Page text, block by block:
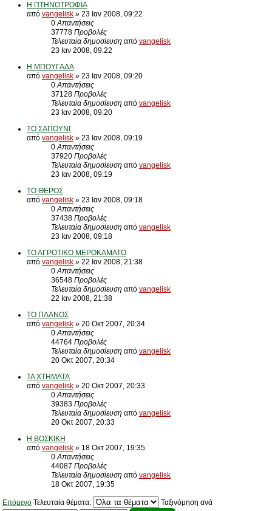
Η ΠΤΗΝΟΤΡΟΦΙΑ
από vangelisk » 23 Ιαν 2008, 09:22
0Απαντήσεις
37778 Προβολές
Τελευταία δημοσίευση από vangelisk
23 Ιαν 2008, 09:22
Η ΜΠΟΥΓΑΔΑ
από vangelisk » 23 Ιαν 2008, 09:20
0Απαντήσεις
37128 Προβολές
Τελευταία δημοσίευση από vangelisk
23 Ιαν 2008, 09:20
ΤΟ ΣΑΠΟΥΝΙ
από vangelisk » 23 Ιαν 2008, 09:19
0Απαντήσεις
37920 Προβολές
Τελευταία δημοσίευση από vangelisk
23 Ιαν 2008, 09:19
ΤΟ ΘΕΡΟΣ
από vangelisk » 23 Ιαν 2008, 09:18
0Απαντήσεις
37438 Προβολές
Τελευταία δημοσίευση από vangelisk
23 Ιαν 2008, 09:18
ΤΟ ΑΓΡΟΤΙΚΟ ΜΕΡΟΚΑΜΑΤΟ
από vangelisk » 22 Ιαν 2008, 21:38
0Απαντήσεις
36548 Προβολές
Τελευταία δημοσίευση από vangelisk
22 Ιαν 2008, 21:38
ΤΟ ΠΛΑΝΟΣ
από vangelisk » 20 Οκτ 2007, 20:34
0Απαντήσεις
44764 Προβολές
Τελευταία δημοσίευση από vangelisk
20 Οκτ 2007, 20:34
ΤΑ ΧΤΗΜΑΤΑ
από vangelisk » 20 Οκτ 2007, 20:33
0Απαντήσεις
39383 Προβολές
Τελευταία δημοσίευση από vangelisk
20 Οκτ 2007, 20:33
Η ΒΟΣΚΙΚΗ
από vangelisk » 18 Οκτ 2007, 19:35
0Απαντήσεις
44087 Προβολές
Τελευταία δημοσίευση από vangelisk
18 Οκτ 2007, 19:35
Επόμενο Τελευταία θέματα: Ταξινόμηση ανά